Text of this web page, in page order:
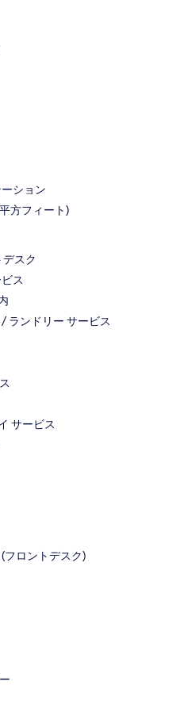
ション
方フィート)
スク
ス
ランドリー サービス
サービス
フロントデスク)